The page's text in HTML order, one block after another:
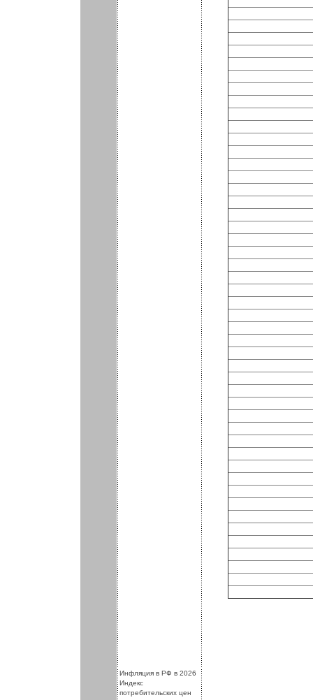
.Инфляция в РФ в 2026
Индекс
потребительских цен
.